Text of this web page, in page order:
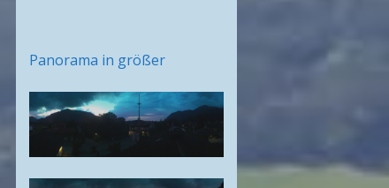
Panorama in größer